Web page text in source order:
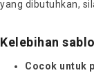
yang dibutuhkan,
Kelebihan
Cocok untuk